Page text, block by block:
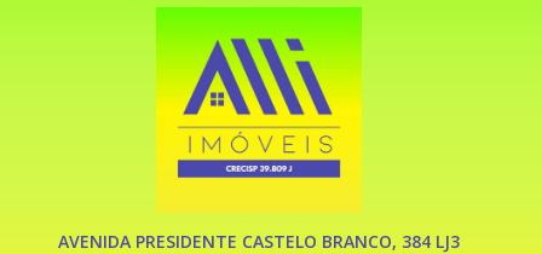
AVENIDA PRESIDENTE CASTELO BRANCO, 384 LJ3